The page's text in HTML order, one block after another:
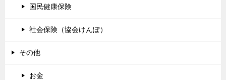
国民健康保険
社会保険（協会けんぽ）
その他
お金